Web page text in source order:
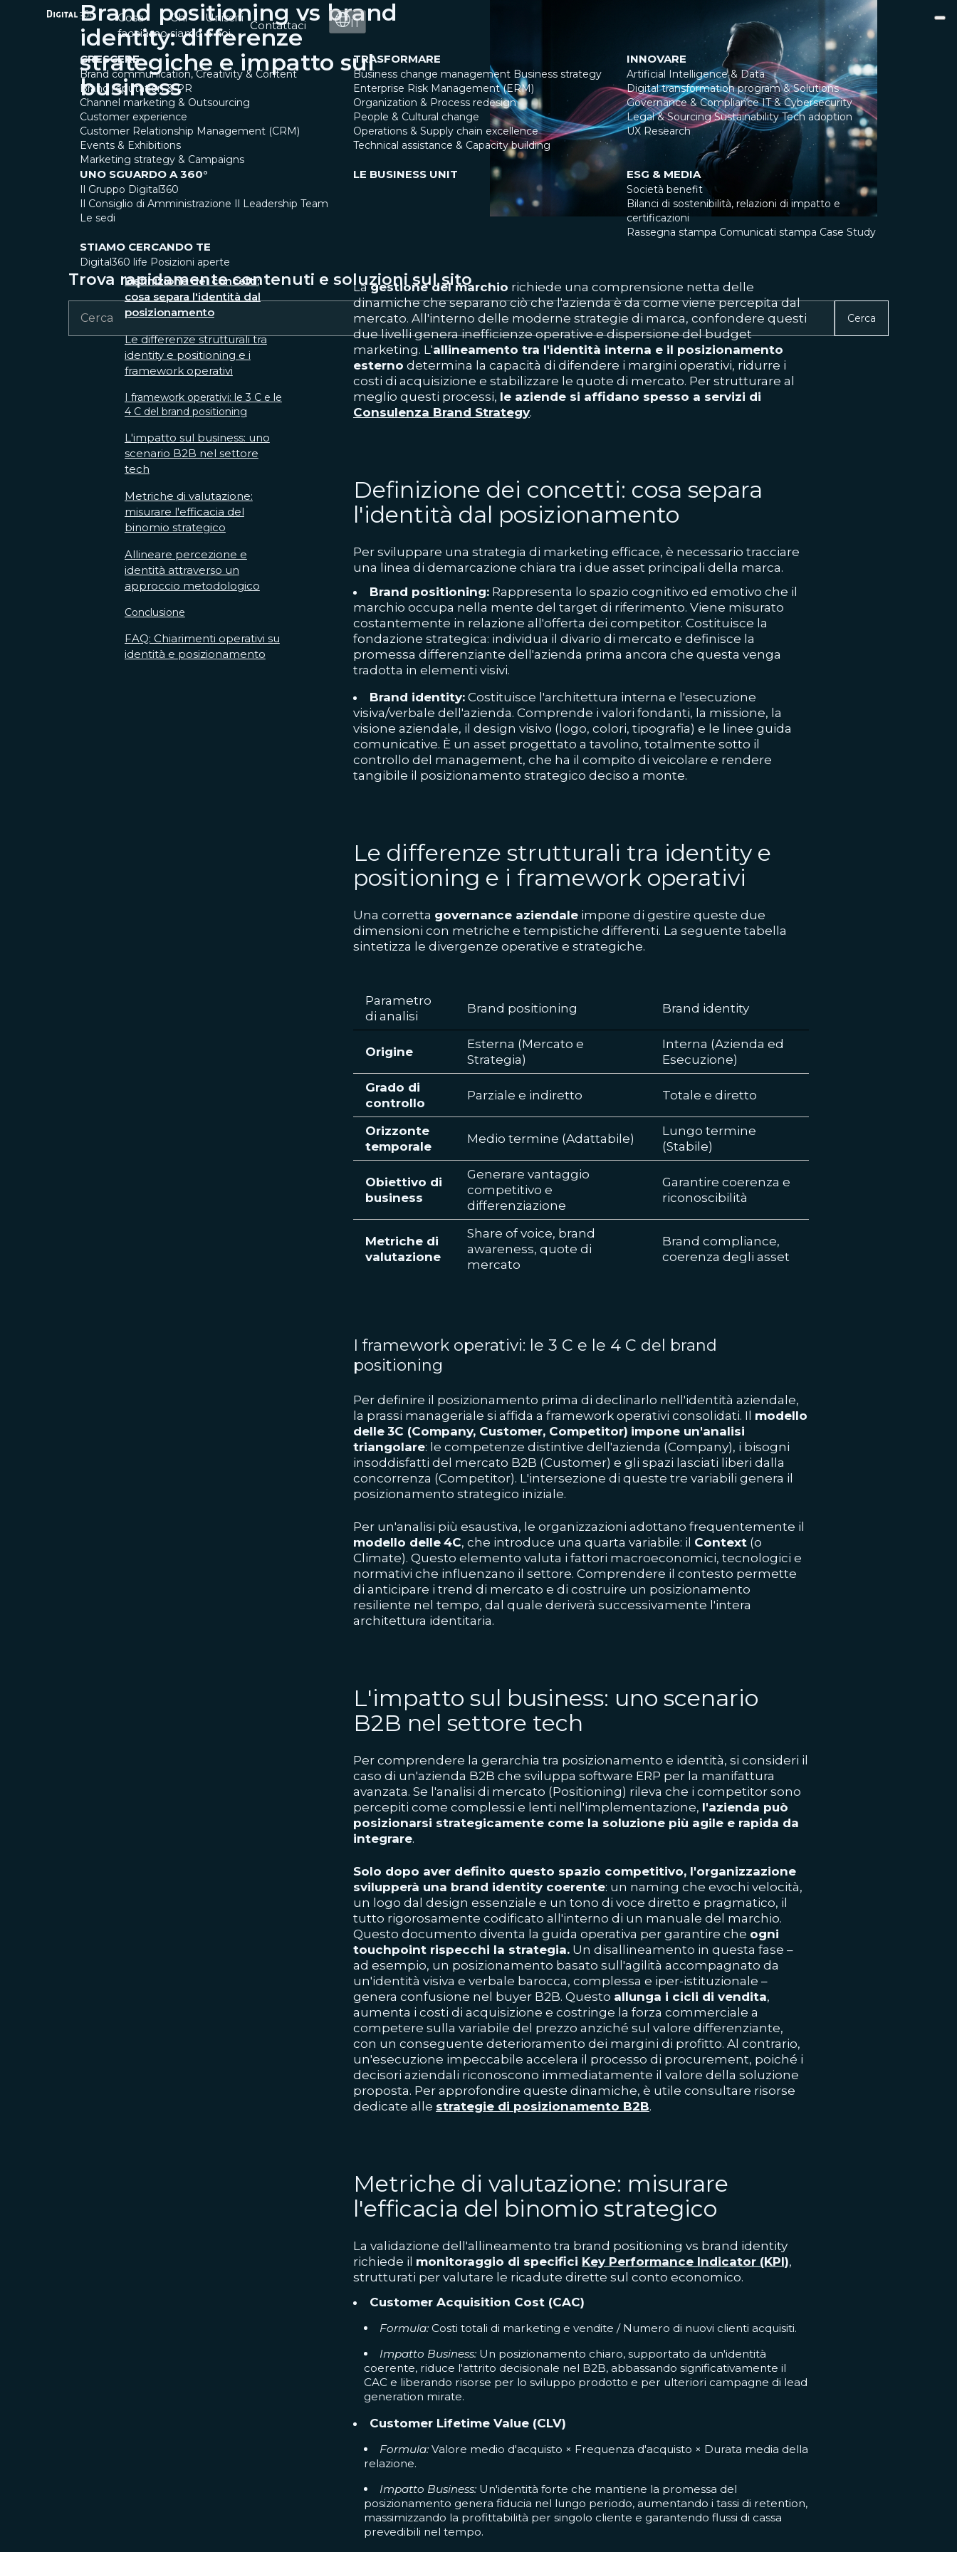
Cosa
facciamo
Chi
siamo
Unisciti
a noi
Contattaci IT
CRESCERE
Brand communication, Creativity & Content
Brand reputation & PR
Channel marketing & Outsourcing
Customer experience
Customer Relationship Management (CRM)
Events & Exhibitions
Marketing strategy & Campaigns
TRASFORMARE
Business change management Business strategy
Enterprise Risk Management (ERM)
Organization & Process redesign
People & Cultural change
Operations & Supply chain excellence
Technical assistance & Capacity building
INNOVARE
Artificial Intelligence & Data
Digital transformation program & Solutions
Governance & Compliance IT & Cybersecurity
Legal & Sourcing Sustainability Tech adoption
UX Research
UNO SGUARDO A 360°
Il Gruppo Digital360
Il Consiglio di Amministrazione Il Leadership Team
Le sedi
LE BUSINESS UNIT ESG & MEDIA
Società benefit
Bilanci di sostenibilità, relazioni di impatto e
certificazioni
Rassegna stampa Comunicati stampa Case Study
STIAMO CERCANDO TE
Digital360 life Posizioni aperte
Trova rapidamente contenuti e soluzioni sul sito
Cerca
Brand positioning vs brand
identity: differenze
strategiche e impatto sul
business
Definizione dei concetti:
cosa separa l'identità dal
posizionamento
Le differenze strutturali tra
identity e positioning e i
framework operativi
I framework operativi: le 3 C e le
4 C del brand positioning
L'impatto sul business: uno
scenario B2B nel settore
tech
Metriche di valutazione:
misurare l'efficacia del
binomio strategico
Allineare percezione e
identità attraverso un
approccio metodologico
Conclusione
FAQ: Chiarimenti operativi su
identità e posizionamento
Lagestione del marchio richiede una comprensione netta delle
dinamiche che separano ciò che l'azienda è da come viene percepita dal
mercato. All'interno delle moderne strategie di marca, confondere questi
due livelli genera inefficienze operative e dispersione del budget
marketing. L'allineamento tra l'identità interna e il posizionamento
esterno determina la capacità di difendere i margini operativi, ridurre i
costi di acquisizione e stabilizzare le quote di mercato. Per strutturare al
meglio questi processi, le aziende si affidano spesso a servizi di
Consulenza Brand Strategy.
Definizione dei concetti: cosa separa
l'identità dal posizionamento
Per sviluppare una strategia di marketing efficace, è necessario tracciare
una linea di demarcazione chiara tra i due asset principali della marca.
Brand positioning: Rappresenta lo spazio cognitivo ed emotivo che il
marchio occupa nella mente del target di riferimento. Viene misurato
costantemente in relazione all'offerta dei competitor. Costituisce la
fondazione strategica: individua il divario di mercato e definisce la
promessa differenziante dell'azienda prima ancora che questa venga
tradotta in elementi visivi.
Brand identity: Costituisce l'architettura interna e l'esecuzione
visiva/verbale dell'azienda. Comprende i valori fondanti, la missione, la
visione aziendale, il design visivo (logo, colori, tipografia) e le linee guida
comunicative. È un asset progettato a tavolino, totalmente sotto il
controllo del management, che ha il compito di veicolare e rendere
tangibile il posizionamento strategico deciso a monte.
Le differenze strutturali tra identity e
positioning e i framework operativi
Una corretta governance aziendale impone di gestire queste due
dimensioni con metriche e tempistiche differenti. La seguente tabella
sintetizza le divergenze operative e strategiche.
Parametro
di analisi
Brand positioning Brand identity
Origine
Esterna (Mercato e
Strategia)
Interna (Azienda ed
Esecuzione)
Grado di
controllo
Parziale e indiretto Totale e diretto
Orizzonte
temporale
Medio termine (Adattabile)
Lungo termine
(Stabile)
Obiettivo di
business
Generare vantaggio
competitivo e
differenziazione
Garantire coerenza e
riconoscibilità
Metriche di
valutazione
Share of voice, brand
awareness, quote di
mercato
Brand compliance,
coerenza degli asset
I framework operativi: le 3 C e le 4 C del brand
positioning
Per definire il posizionamento prima di declinarlo nell'identità aziendale,
la prassi manageriale si affida a framework operativi consolidati. Il modello
delle 3C (Company, Customer, Competitor) impone un'analisi
triangolare: le competenze distintive dell'azienda (Company), i bisogni
insoddisfatti del mercato B2B (Customer) e gli spazi lasciati liberi dalla
concorrenza (Competitor). L'intersezione di queste tre variabili genera il
posizionamento strategico iniziale.
Per un'analisi più esaustiva, le organizzazioni adottano frequentemente il
modello delle 4C, che introduce una quarta variabile: il Context (o
Climate). Questo elemento valuta i fattori macroeconomici, tecnologici e
normativi che influenzano il settore. Comprendere il contesto permette
di anticipare i trend di mercato e di costruire un posizionamento
resiliente nel tempo, dal quale deriverà successivamente l'intera
architettura identitaria.
L'impatto sul business: uno scenario
B2B nel settore tech
Per comprendere la gerarchia tra posizionamento e identità, si consideri il
caso di un'azienda B2B che sviluppa software ERP per la manifattura
avanzata. Se l'analisi di mercato (Positioning) rileva che i competitor sono
percepiti come complessi e lenti nell'implementazione, l'azienda può
posizionarsi strategicamente come la soluzione più agile e rapida da
integrare.
Solo dopo aver definito questo spazio competitivo, l'organizzazione
svilupperà una brand identity coerente: un naming che evochi velocità,
un logo dal design essenziale e un tono di voce diretto e pragmatico, il
tutto rigorosamente codificato all'interno di un manuale del marchio.
Questo documento diventa la guida operativa per garantire che ogni
touchpoint rispecchi la strategia. Un disallineamento in questa fase –
ad esempio, un posizionamento basato sull'agilità accompagnato da
un'identità visiva e verbale barocca, complessa e iper-istituzionale –
genera confusione nel buyer B2B. Questo allunga i cicli di vendita,
aumenta i costi di acquisizione e costringe la forza commerciale a
competere sulla variabile del prezzo anziché sul valore differenziante,
con un conseguente deterioramento dei margini di profitto. Al contrario,
un'esecuzione impeccabile accelera il processo di procurement, poiché i
decisori aziendali riconoscono immediatamente il valore della soluzione
proposta. Per approfondire queste dinamiche, è utile consultare risorse
dedicate alle strategie di posizionamento B2B.
Metriche di valutazione: misurare
l'efficacia del binomio strategico
La validazione dell'allineamento tra brand positioning vs brand identity
richiede il monitoraggio di specifici Key Performance Indicator (KPI),
strutturati per valutare le ricadute dirette sul conto economico.
Customer Acquisition Cost (CAC)
Formula:Costi totali di marketing e vendite / Numero di nuovi clienti acquisiti.
Impatto Business:Un posizionamento chiaro, supportato da un'identità
coerente, riduce l'attrito decisionale nel B2B, abbassando significativamente il
CAC e liberando risorse per lo sviluppo prodotto e per ulteriori campagne di lead
generation mirate.
Customer Lifetime Value (CLV)
Formula:Valore medio d'acquisto × Frequenza d'acquisto × Durata media della
relazione.
Impatto Business:Un'identità forte che mantiene la promessa del
posizionamento genera fiducia nel lungo periodo, aumentando i tassi di retention,
massimizzando la profittabilità per singolo cliente e garantendo flussi di cassa
prevedibili nel tempo.